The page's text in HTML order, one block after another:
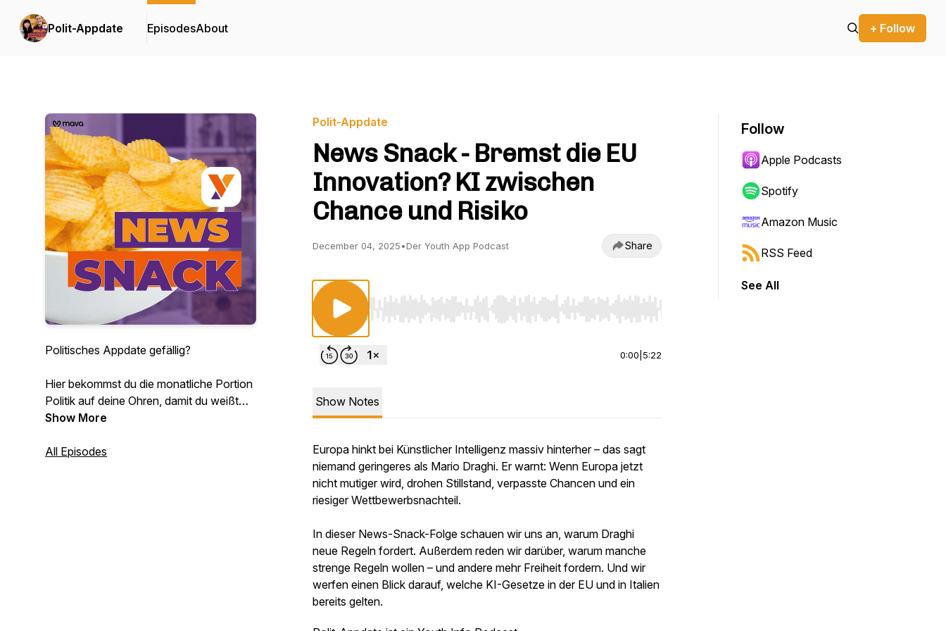
Polit-Appdate EpisodesAbout + Follow
Politisches Appdate gefällig?
Hier bekommst du die monatliche Portion
Politik auf deine Ohren, damit du weißt
was in Südtirol abgeht!
Viel Spaß! :)
Show More
All Episodes
Polit-Appdate
News Snack - Bremst die EU
Innovation? KI zwischen
Chance und Risiko
December 04, 2025•Der Youth App Podcast Share
Use Left/Right to seek, Home/End to jump to start or end. Hold shift to jump forward or backward.
0:00 5:22
Show Notes
Europa hinkt bei Künstlicher Intelligenz massiv hinterher – das sagt
niemand geringeres als Mario Draghi. Er warnt: Wenn Europa jetzt
nicht mutiger wird, drohen Stillstand, verpasste Chancen und ein
riesiger Wettbewerbsnachteil.
In dieser News-Snack-Folge schauen wir uns an, warum Draghi
neue Regeln fordert. Außerdem reden wir darüber, warum manche
strenge Regeln wollen – und andere mehr Freiheit fordern. Und wir
werfen einen Blick darauf, welche KI-Gesetze in der EU und in Italien
bereits gelten.
Follow
Apple Podcasts
Spotify
Amazon Music
RSS Feed
See All